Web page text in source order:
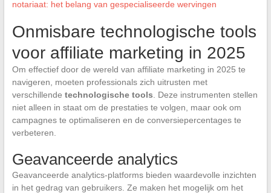
notariaat: het belang van gespecialiseerde wervingen
Onmisbare technologische tools
voor affiliate marketing in 2025
Om effectief door de wereld van affiliate marketing in 2025 te
navigeren, moeten professionals zich uitrusten met
verschillende technologische tools . Deze instrumenten stellen
niet alleen in staat om de prestaties te volgen, maar ook om
campagnes te optimaliseren en de conversiepercentages te
verbeteren.
Geavanceerde analytics
Geavanceerde analytics-platforms bieden waardevolle inzichten
in het gedrag van gebruikers. Ze maken het mogelijk om het